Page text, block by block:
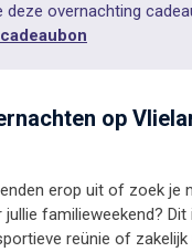
deze overnachting
op
erop uit of zoek je
familieweekend? Dit
reünie of zakelijk